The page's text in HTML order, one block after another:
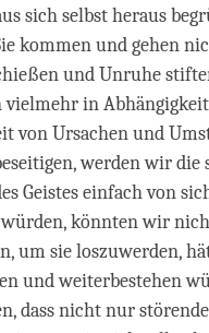
sich selbst heraus
kommen und gehen
und Unruhe
in
von Ursachen und
werden wir die
Geistes einfach von
könnten wir
um sie loszuwerden,
und weiterbestehen
dass nicht nur